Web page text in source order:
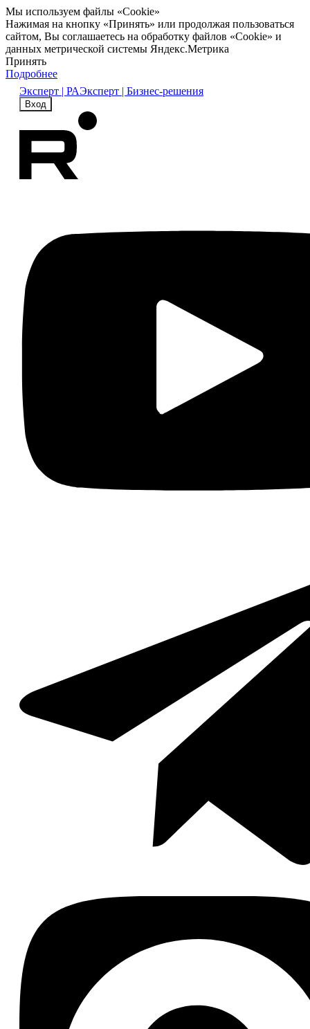
Мы используем файлы «Cookie»
Нажимая на кнопку «Принять» или продолжая пользоваться
сайтом, Вы соглашаетесь на обработку файлов «Cookie» и
данных метрической системы Яндекс.Метрика
Принять
Подробнее
Эксперт | РАЭксперт | Бизнес-решения
Вход